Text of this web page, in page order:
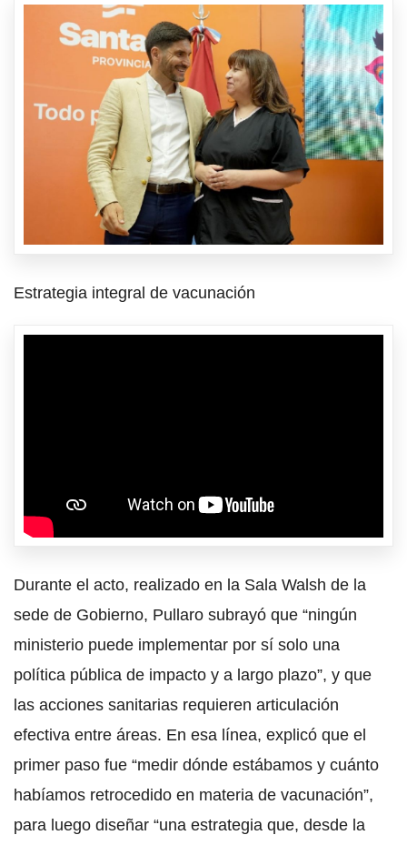
Estrategia integral de vacunación
Durante el acto, realizado en la Sala Walsh de la
sede de Gobierno, Pullaro subrayó que “ningún
ministerio puede implementar por sí solo una
política pública de impacto y a largo plazo”, y que
las acciones sanitarias requieren articulación
efectiva entre áreas. En esa línea, explicó que el
primer paso fue “medir dónde estábamos y cuánto
habíamos retrocedido en materia de vacunación”,
para luego diseñar “una estrategia que, desde la